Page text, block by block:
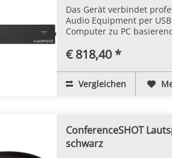
Das Gerät verbindet
Audio Equipment per
Computer zu PC
€ 818,40 *
Vergleichen
ConferenceSHOT
schwarz